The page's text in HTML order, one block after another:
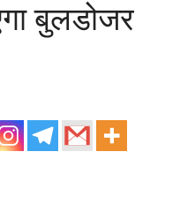
बुलडोजर